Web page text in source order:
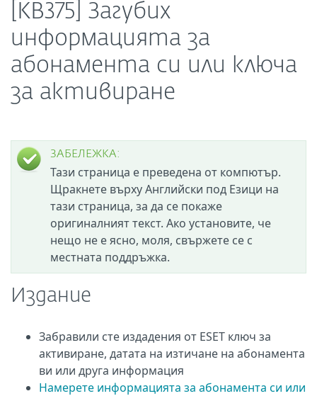
[KB375] Загубих
информацията за
абонамента си или ключа
за активиране
ЗАБЕЛЕЖКА:
Тази страница е преведена от компютър.
Щракнете върху Английски под Езици на
тази страница, за да се покаже
оригиналният текст. Ако установите, че
нещо не е ясно, моля, свържете се с
местната поддръжка.
Издание
Забравили сте издадения от ESET ключ за
активиране, датата на изтичане на абонамента
ви или друга информация
Намерете информацията за абонамента си или